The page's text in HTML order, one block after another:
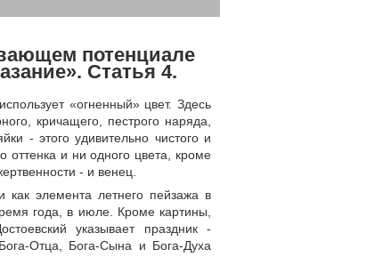
потенциале
Статья 4.
«огненный» цвет. Здесь
кричащего, пестрого наряда,
- этого удивительно чистого и
оттенка и ни одного цвета, кроме
- и венец.
элемента летнего пейзажа в
года, в июле. Кроме картины,
указывает праздник -
Отца, Бога-Сына и Бога-Духа